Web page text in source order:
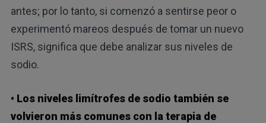
antes; por lo tanto, si comenzó a sentirse peor o
experimentó mareos después de tomar un nuevo
ISRS, significa que debe analizar sus niveles de
sodio.
• Los niveles limítrofes de sodio también se
volvieron más comunes con la terapia de